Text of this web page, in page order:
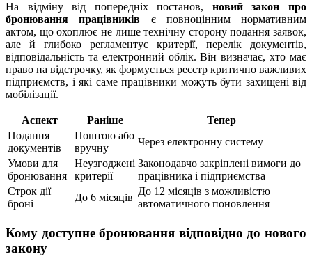
На відміну від попередніх постанов, новий закон про
бронювання працівників є повноцінним нормативним
актом, що охоплює не лише технічну сторону подання заявок,
але й глибоко регламентує критерії, перелік документів,
відповідальність та електронний облік. Він визначає, хто має
право на відстрочку, як формується реєстр критично важливих
підприємств, і які саме працівники можуть бути захищені від
мобілізації.
Аспект Раніше
Тепер
Подання
документів
Поштою або
вручну
Через електронну систему
Умови для
бронювання
Неузгоджені
критерії
Законодавчо закріплені вимоги до
працівника і підприємства
Строк дії
броні
До 6 місяців
До 12 місяців з можливістю
автоматичного поновлення
Кому доступне бронювання відповідно до нового
закону